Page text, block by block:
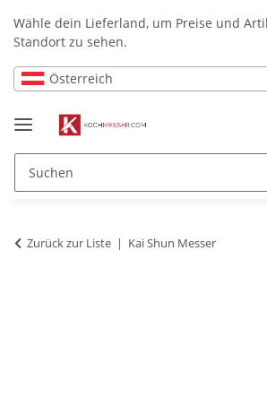
Wähle dein Lieferland, um Preise und
Standort zu sehen.
Österreich
Zurück zur Liste Kai Shun Messer